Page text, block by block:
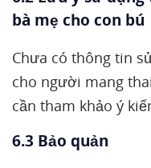
bà mẹ cho con bú
Chưa có thông tin
cho người mang
cần tham khảo ý
6.3 Bảo quản